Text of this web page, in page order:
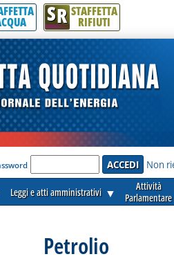
SR STAFFETTA
RIFIUTI
Non
Leggi e atti amministrativi ▼
Attività
Parlamentare
Petrolio